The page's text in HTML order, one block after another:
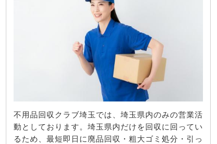
不用品回収クラブ埼玉では、埼玉県内のみの営業活
動としております。埼玉県内だけを回収に回ってい
るため、最短即日に廃品回収・粗大ゴミ処分・引っ